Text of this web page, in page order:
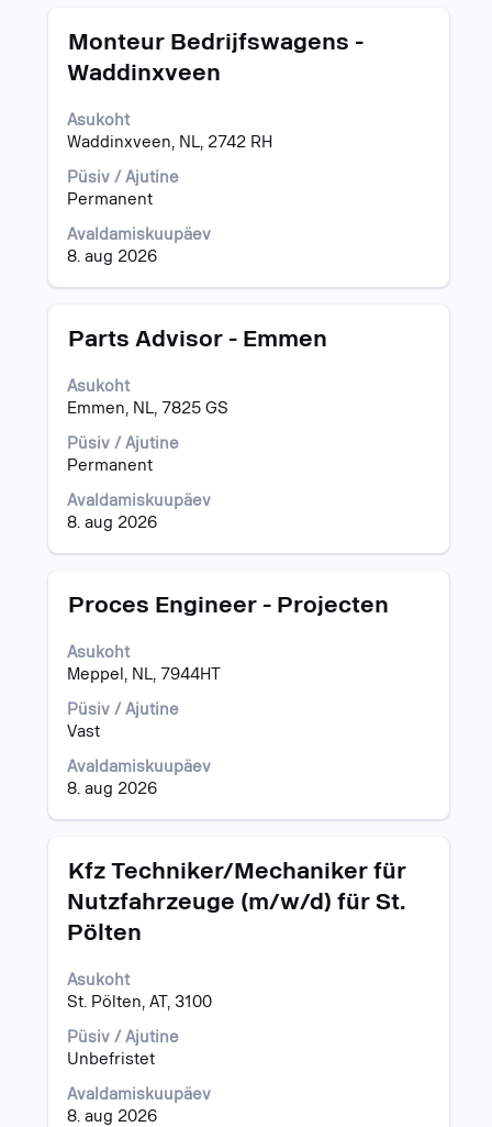
Ametinimetus
Monteur Bedrijfswagens -
Waddinxveen
Asukoht
Waddinxveen, NL, 2742 RH
Püsiv / Ajutine
Permanent
Avaldamiskuupäev
8. aug 2026
Töö
täieliku
kuvamiseks
valige
tühikuklahviga.
Ametinimetus
Parts Advisor - Emmen
Asukoht
Emmen, NL, 7825 GS
Püsiv / Ajutine
Permanent
Avaldamiskuupäev
8. aug 2026
Töö
täieliku
sisu
kuvamiseks
valige
tühikuklahviga.
Ametinimetus
Proces Engineer - Projecten
Asukoht
Meppel, NL, 7944HT
Püsiv / Ajutine
Vast
Avaldamiskuupäev
8. aug 2026
Töö
täieliku
sisu
kuvamiseks
valige
tühikuklahviga.
Ametinimetus
Kfz Techniker/Mechaniker für
Nutzfahrzeuge (m/w/d) für St.
Pölten
Asukoht
St. Pölten, AT, 3100
Püsiv / Ajutine
Unbefristet
Avaldamiskuupäev
8. aug 2026
Töö
täieliku
sisu
valige
tühikuklahviga.